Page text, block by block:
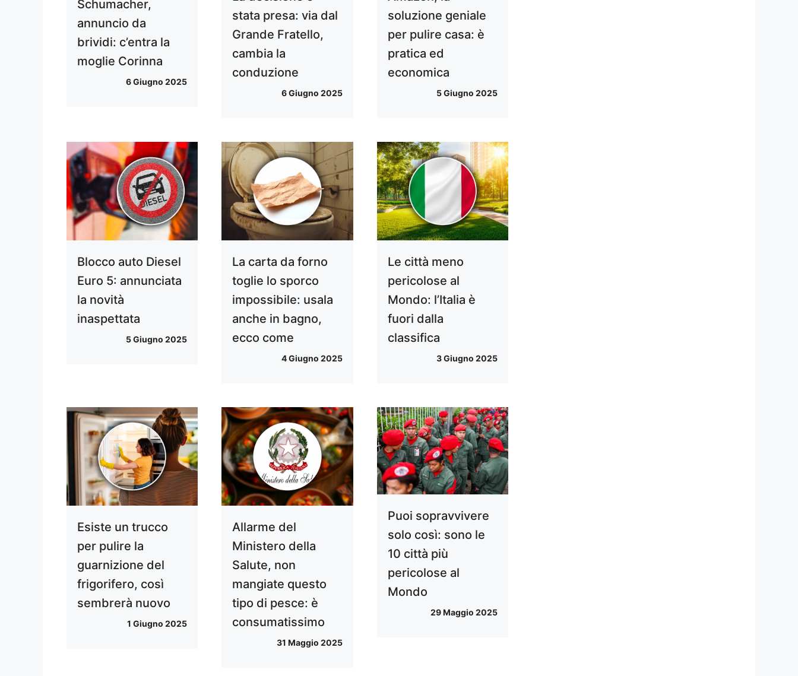
Schumacher,
annuncio da
brividi: c’entra la
moglie Corinna
6 Giugno 2025
stata presa: via dal
Grande Fratello,
cambia la
conduzione
6 Giugno 2025
soluzione geniale
per pulire casa: è
pratica ed
economica
5 Giugno 2025
Blocco auto Diesel
Euro 5: annunciata
la novità
inaspettata
5 Giugno 2025
La carta da forno
toglie lo sporco
impossibile: usala
anche in bagno,
ecco come
4 Giugno 2025
Le città meno
pericolose al
Mondo: l’Italia è
fuori dalla
classifica
3 Giugno 2025
Esiste un trucco
per pulire la
guarnizione del
frigorifero, così
sembrerà nuovo
1 Giugno 2025
Allarme del
Ministero della
Salute, non
mangiate questo
tipo di pesce: è
consumatissimo
31 Maggio 2025
Puoi sopravvivere
solo così: sono le
10 città più
pericolose al
Mondo
29 Maggio 2025